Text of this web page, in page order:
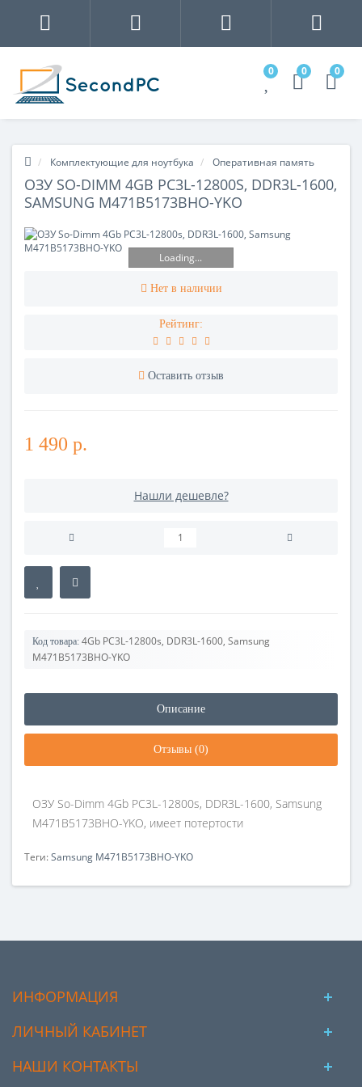
0 0 0
Комплектующие для ноутбука Оперативная память
ОЗУ SO-DIMM 4GB PC3L-12800S, DDR3L-1600,
SAMSUNG M471B5173BHO-YKO
Loading...
Нет в наличии
Рейтинг:
Оставить отзыв
1 490 р.
Нашли дешевле?
Код товара: 4Gb PC3L-12800s, DDR3L-1600, Samsung
M471B5173BHO-YKO
Описание
Отзывы (0)
ОЗУ So-Dimm 4Gb PC3L-12800s, DDR3L-1600, Samsung
M471B5173BHO-YKO, имеет потертости
Теги:Samsung M471B5173BHO-YKO
ИНФОРМАЦИЯ
ЛИЧНЫЙ КАБИНЕТ
НАШИ КОНТАКТЫ